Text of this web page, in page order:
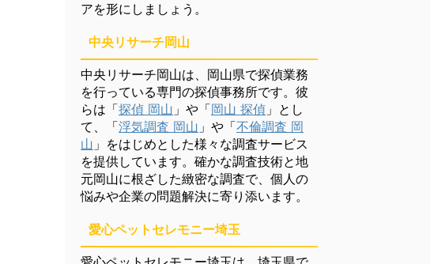
アを形にしましょう。
中央リサーチ岡山
中央リサーチ岡山は、岡山県で探偵業務
を行っている専門の探偵事務所です。彼
らは「探偵 岡山 」や「岡山 探偵 」とし
て、「浮気調査 岡山 」や「不倫調査 岡
山 」をはじめとした様々な調査サービス
を提供しています。確かな調査技術と地
元岡山に根ざした緻密な調査で、個人の
悩みや企業の問題解決に寄り添います。
愛心ペットセレモニー埼玉